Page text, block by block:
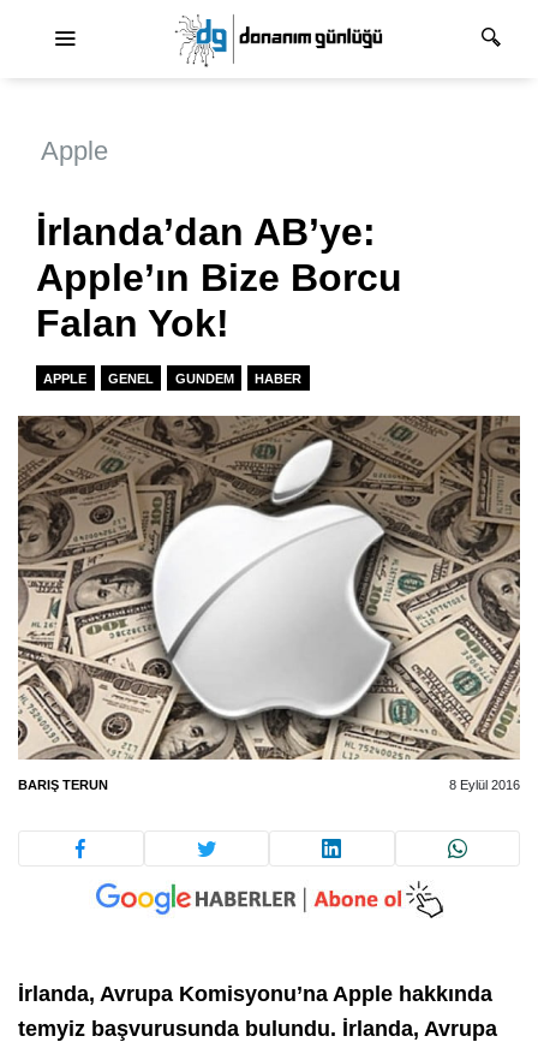
Apple
İrlanda’dan AB’ye:
Apple’ın Bize Borcu
Falan Yok!
APPLE GENEL GUNDEM HABER
BARIŞ TERUN 8 Eylül 2016
İrlanda, Avrupa Komisyonu’na Apple hakkında
temyiz başvurusunda bulundu. İrlanda, Avrupa